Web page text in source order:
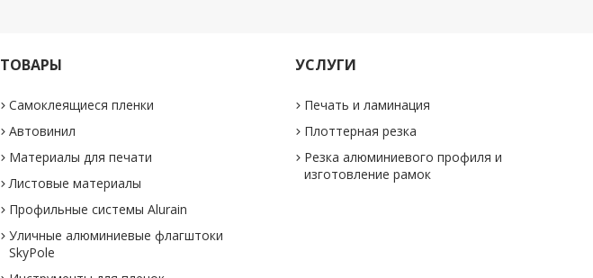
ТОВАРЫ
Самоклеящиеся пленки
Автовинил
Материалы для печати
Листовые материалы
Профильные системы Alurain
Уличные алюминиевые флагштоки
SkyPole
УСЛУГИ
Печать и ламинация
Плоттерная резка
Резка алюминиевого профиля и
изготовление рамок